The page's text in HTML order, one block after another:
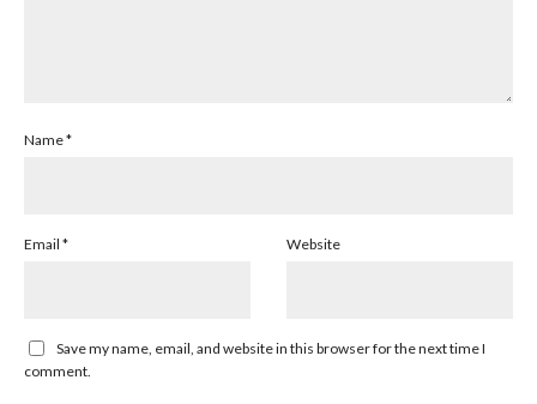
Name*
Email * Website
Save my name, email, and website in this browser for the next time I
comment.